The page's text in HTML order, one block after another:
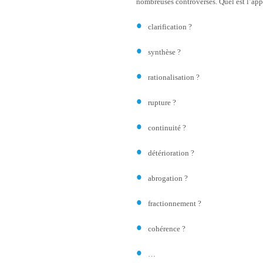
clarification ?
synthèse ?
rationalisation ?
rupture ?
continuité ?
détérioration ?
abrogation ?
fractionnement ?
cohérence ?
…